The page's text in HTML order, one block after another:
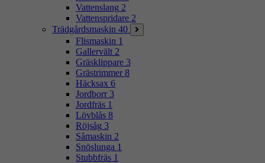
Vattenslang 2
Vattenspridare 2
Trädgårdsmaskin 40
Flismaskin 1
Gallervält 2
Gräsklippare 3
Grästrimmer 8
Häcksax 6
Jordborr 3
Jordfräs 1
Lövblås 8
Röjsåg 3
Såmaskin 2
Snöslunga 1
Stubbfräs 1